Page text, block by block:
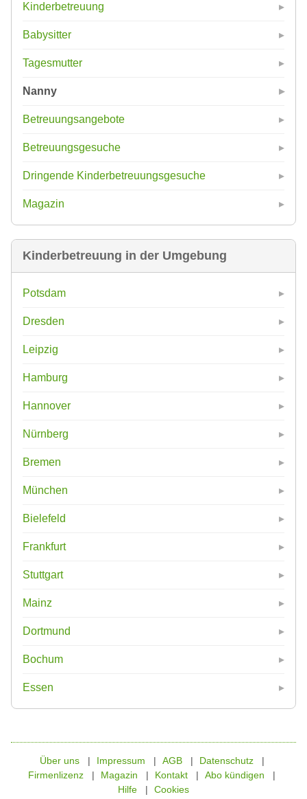
Kinderbetreuung
Babysitter
Tagesmutter
Nanny
Betreuungsangebote
Betreuungsgesuche
Dringende Kinderbetreuungsgesuche
Magazin
Kinderbetreuung in der Umgebung
Potsdam
Dresden
Leipzig
Hamburg
Hannover
Nürnberg
Bremen
München
Bielefeld
Frankfurt
Stuttgart
Mainz
Dortmund
Bochum
Essen
Über uns Impressum AGB
Datenschutz
Firmenlizenz
Magazin Kontakt
Abo kündigen
Hilfe
Cookies